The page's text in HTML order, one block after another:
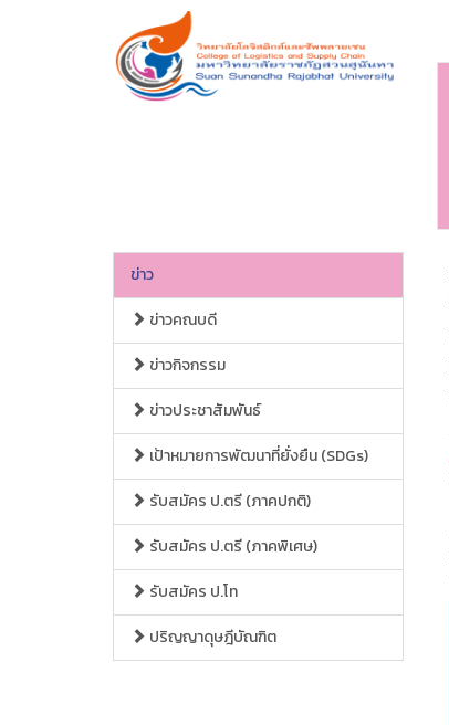
ข่าว
ข่าวคณบดี
ข่าวกิจกรรม
ข่าวประชาสัมพันธ์
เป้าหมายการพัฒนาที่ยั่งยืน (SDGs)
รับสมัคร ป.ตรี (ภาคปกติ)
รับสมัคร ป.ตรี (ภาคพิเศษ)
รับสมัคร ป.โท
ปริญญาดุษฎีบัณฑิต